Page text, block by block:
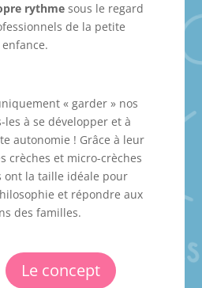
rythmesous le regard
de la petite
enfance.
« garder » nos
à se développer et à
autonomie ! Grâce à leur
crèches et micro-crèches
ont la taille idéale pour
et répondre aux
des familles.
Le concept